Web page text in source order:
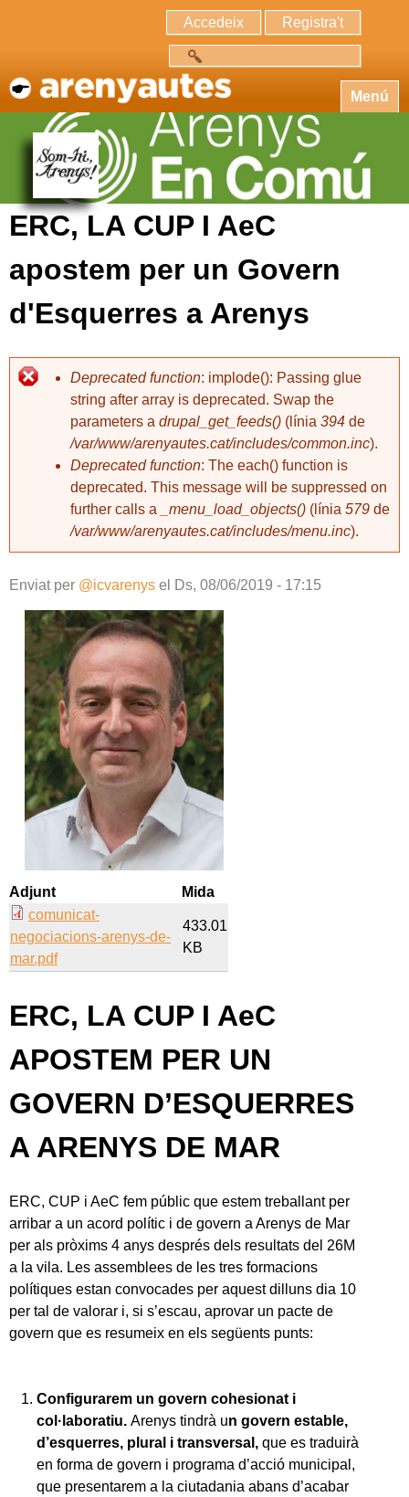
Accedeix Registra't
Menú
ERC, LA CUP I AeC
apostem per un Govern
d'Esquerres a Arenys
Deprecated function: implode(): Passing glue
string after array is deprecated. Swap the
parameters a drupal_get_feeds() (línia 394 de
/var/www/arenyautes.cat/includes/common.inc).
Deprecated function: The each() function is
deprecated. This message will be suppressed on
further calls a
_menu_load_objects() (línia 579 de
/var/www/arenyautes.cat/includes/menu.inc).
Enviat per @icvarenys el Ds, 08/06/2019 - 17:15
Adjunt
Mida
comunicat-
negociacions-arenys-de-
mar.pdf
433.01
KB
ERC, LA CUP I AeC
APOSTEM PER UN
GOVERN D’ESQUERRES
A ARENYS DE MAR
ERC, CUP i AeC fem públic que estem treballant per
arribar a un acord polític i de govern a Arenys de Mar
per als pròxims 4 anys després dels resultats del 26M
a la vila. Les assemblees de les tres formacions
polítiques estan convocades per aquest dilluns dia 10
per tal de valorar i, si s’escau, aprovar un pacte de
govern que es resumeix en els següents punts:
Configurarem un govern cohesionat i
col·laboratiu. Arenys tindrà un govern estable,
d’esquerres, plural i transversal, que es traduirà
en forma de govern i programa d’acció municipal,
que presentarem a la ciutadania abans d’acabar